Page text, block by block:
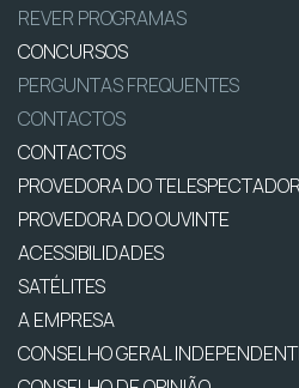
REVER PROGRAMAS
CONCURSOS
PERGUNTAS FREQUENTES
CONTACTOS
CONTACTOS
PROVEDORA DO TELESPECTADOR
PROVEDORA DO OUVINTE
ACESSIBILIDADES
SATÉLITES
A EMPRESA
CONSELHO GERAL